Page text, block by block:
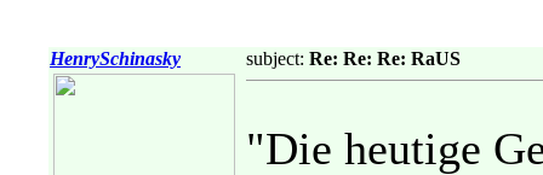
HenrySchinasky subject: Re: Re: Re: RaUS
"Die heutige